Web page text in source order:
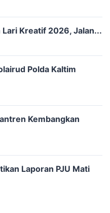
Kreatif 2026, Jalan...
Polda Kaltim
Kembangkan
Laporan PJU Mati